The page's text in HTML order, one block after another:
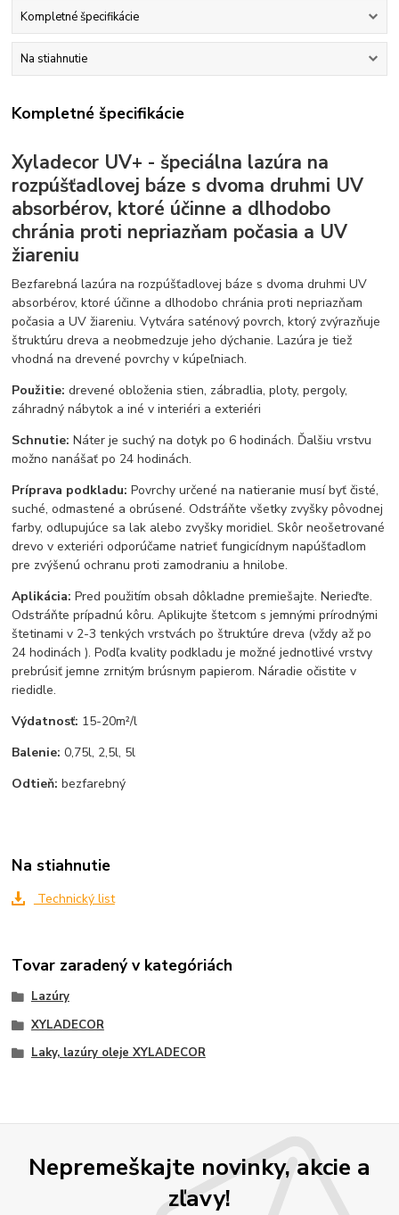
Kompletné špecifikácie
Na stiahnutie
Kompletné špecifikácie
Xyladecor UV+ - špeciálna lazúra na
rozpúšťadlovej báze s dvoma druhmi UV
absorbérov, ktoré účinne a dlhodobo
chránia proti nepriazňam počasia a UV
žiareniu
Bezfarebná lazúra na rozpúšťadlovej báze s dvoma druhmi UV
absorbérov, ktoré účinne a dlhodobo chránia proti nepriazňam
počasia a UV žiareniu. Vytvára saténový povrch, ktorý zvýrazňuje
štruktúru dreva a neobmedzuje jeho dýchanie. Lazúra je tiež
vhodná na drevené povrchy v kúpeľniach.
Použitie:drevené obloženia stien, zábradlia, ploty, pergoly,
záhradný nábytok a iné v interiéri a exteriéri
Schnutie: Náter je suchý na dotyk po 6 hodinách. Ďalšiu vrstvu
možno nanášať po 24 hodinách.
Príprava podkladu:Povrchy určené na natieranie musí byť čisté,
suché, odmastené a obrúsené. Odstráňte všetky zvyšky pôvodnej
farby, odlupujúce sa lak alebo zvyšky moridiel. Skôr neošetrované
drevo v exteriéri odporúčame natrieť fungicídnym napúšťadlom
pre zvýšenú ochranu proti zamodraniu a hnilobe.
Aplikácia: Pred použitím obsah dôkladne premiešajte. Nerieďte.
Odstráňte prípadnú kôru. Aplikujte štetcom s jemnými prírodnými
štetinami v 2-3 tenkých vrstvách po štruktúre dreva (vždy až po
24 hodinách ). Podľa kvality podkladu je možné jednotlivé vrstvy
prebrúsiť jemne zrnitým brúsnym papierom. Náradie očistite v
riedidle.
Výdatnosť: 15-20m²/l
Balenie:0,75l, 2,5l, 5l
Odtieň: bezfarebný
Na stiahnutie
Technický list
Tovar zaradený v kategóriách
Lazúry
XYLADECOR
Laky, lazúry oleje XYLADECOR
Nepremeškajte novinky, akcie a
zľavy!